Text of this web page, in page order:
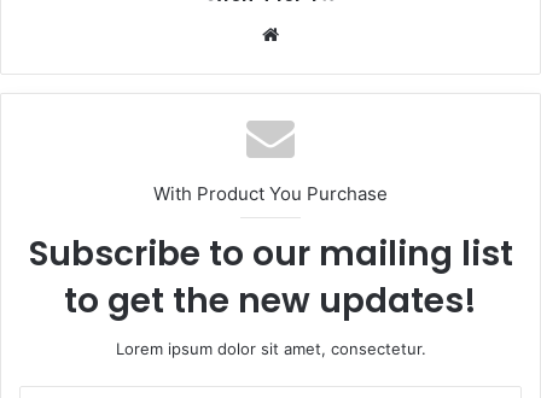
Website
With Product You Purchase
Subscribe to our mailing list
to get the new updates!
Lorem ipsum dolor sit amet, consectetur.